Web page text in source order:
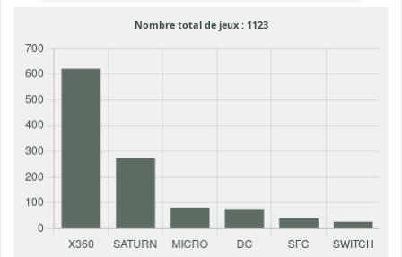
Nombre total de jeux :1123